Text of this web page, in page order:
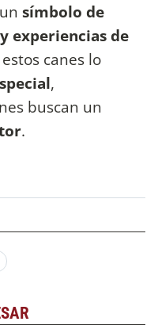
símbolo de
experiencias de
canes lo
,
buscan un
.